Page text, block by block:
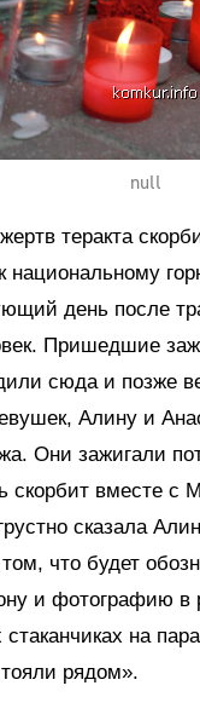
null
теракта
национальному
день после
Пришедшие
сюда и позже
Алину и
Они зажигали
скорбит вместе с
сказала
что будет
и фотографию в
на
рядом».